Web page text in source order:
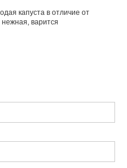
капуста в отличие от
нежная, варится